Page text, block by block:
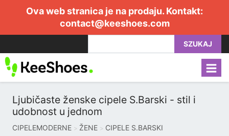
Ova web stranica je na prodaju. Kontakt:
contact@keeshoes.com
SZUKAJ
Ljubičaste ženske cipele S.Barski - stil i
udobnost u jednom
CIPELEMODERNE ŽENE CIPELE S.BARSKI